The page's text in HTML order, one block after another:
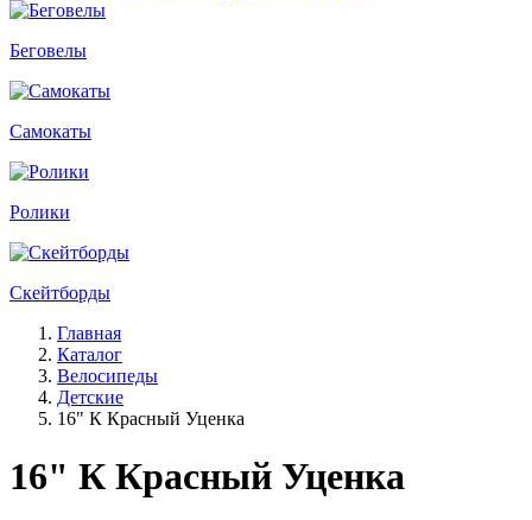
Беговелы
Самокаты
Ролики
Скейтборды
Главная
Каталог
Велосипеды
Детские
16" К Красный Уценка
16" К Красный Уценка